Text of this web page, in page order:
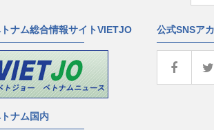
ナム総合情報サイトVIETJO 公式SNSア
ナム国内